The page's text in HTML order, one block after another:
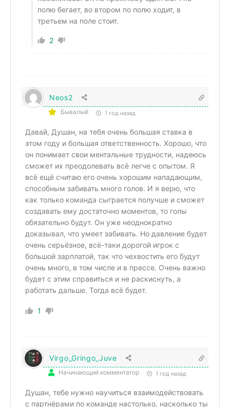
полю бегает, во втором по полю ходит, в
третьем на поле стоит.
2
Neos2
Бывалый 1 год назад
Давай, Душан, на тебя очень большая ставка в
этом году и большая ответственность. Хорошо, что
он понимает свои ментальные трудности, надеюсь
сможет их преодолевать всё легче с опытом. Я
всё ещё считаю его очень хорошим нападающим,
способным забивать много голов. И я верю, что
как только команда сыграется получше и сможет
создавать ему достаточно моментов, то голы
обязательно будут. Он уже неоднократно
доказывал, что умеет забивать. Но давление будет
очень серьёзное, всё-таки дорогой игрок с
большой зарплатой, так что чехвостить его будут
очень много, в том числе и в прессе. Очень важно
будет с этим справиться и не раскиснуть, а
работать дальше. Тогда всё будет.
1
Virgo_Gringo_Juve
Начинающий комментатор 1 год назад
Душан, тебе нужно научиться взаимодействовать
с партнёрами по команде настолько, насколько ты